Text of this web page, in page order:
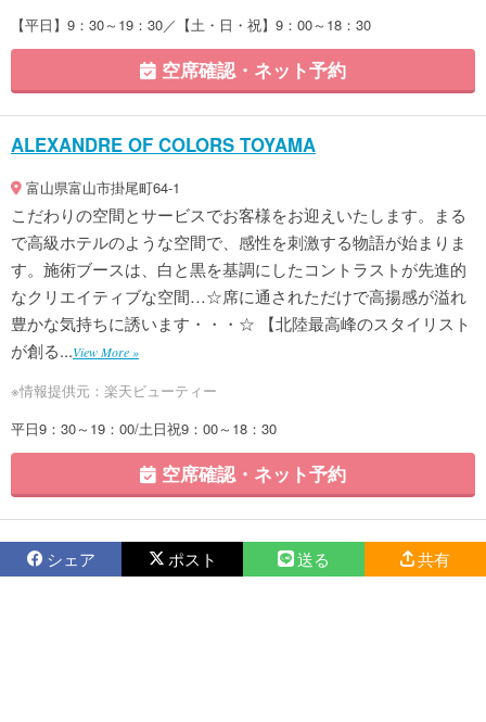
【平日】9：30～19：30／【土・日・祝】9：00～18：30
空席確認・ネット予約
ALEXANDRE OF COLORS TOYAMA
富山県富山市掛尾町64-1
こだわりの空間とサービスでお客様をお迎えいたします。まる
で高級ホテルのような空間で、感性を刺激する物語が始まりま
す。施術ブースは、白と黒を基調にしたコントラストが先進的
なクリエイティブな空間…☆席に通されただけで高揚感が溢れ
豊かな気持ちに誘います・・・☆ 【北陸最高峰のスタイリスト
が創る...View More »
※情報提供元：楽天ビューティー
平日9：30～19：00/土日祝9：00～18：30
空席確認・ネット予約
シェア ポスト 送る 共有